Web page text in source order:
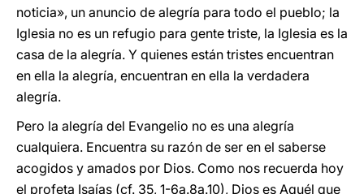
noticia», un anuncio de alegría para todo el pueblo; la
Iglesia no es un refugio para gente triste, la Iglesia es la
casa de la alegría. Y quienes están tristes encuentran
en ella la alegría, encuentran en ella la verdadera
alegría.
Pero la alegría del Evangelio no es una alegría
cualquiera. Encuentra su razón de ser en el saberse
acogidos y amados por Dios. Como nos recuerda hoy
el profeta Isaías (cf. 35, 1-6a.8a.10), Dios es Aquél que